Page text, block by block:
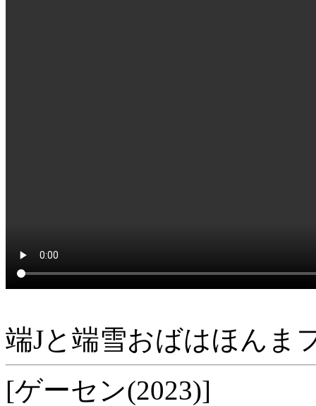
端Jと端雪おばはほんま
[ゲーセン(2023)]